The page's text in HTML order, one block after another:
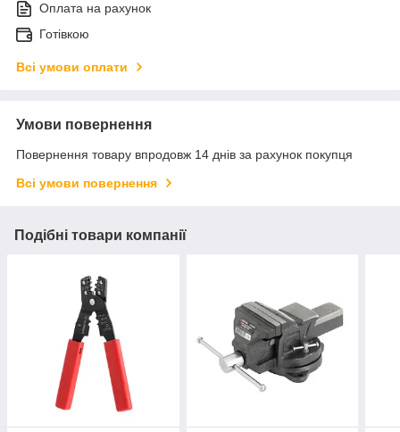
Оплата на рахунок
Готівкою
Всі умови оплати
Умови повернення
Повернення товару впродовж 14 днів за рахунок покупця
Всі умови повернення
Подібні товари компанії